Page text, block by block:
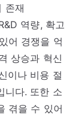
존재
역량, 확고
어 경쟁을 억
상승과 혁신
이나 비용 절
니다. 또한 소
겪을 수 있어